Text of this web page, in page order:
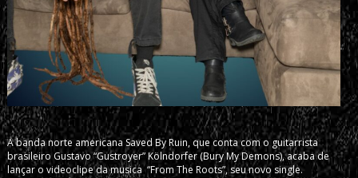
A banda norte americana Saved By Ruin, que conta com o guitarrista
brasileiro Gustavo “Gustroyer” Kölndorfer (Bury My Demons), acaba de
lançar o videoclipe da musica “From The Roots”, seu novo single.